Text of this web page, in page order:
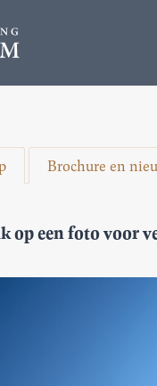
Brochure en
op een foto voor